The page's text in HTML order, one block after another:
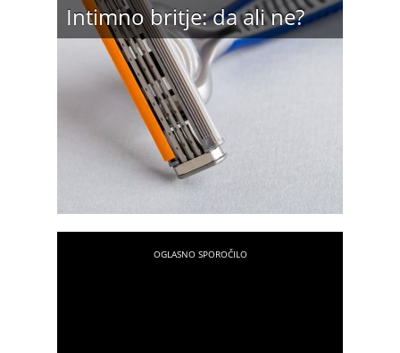
Intimno britje: da ali ne?